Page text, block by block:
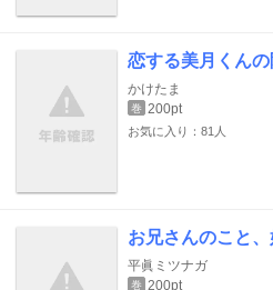
恋する美月くんの
かけたま
巻 200pt
お気に入り：81人
お兄さんのこと、
平眞ミツナガ
巻 200pt